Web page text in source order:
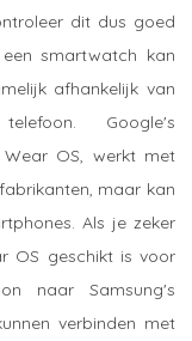
dit dus goed
smartwatch kan
afhankelijk van
Google's
OS, werkt met
maar kan
Als je zeker
OS geschikt is voor
naar Samsung's
verbinden met